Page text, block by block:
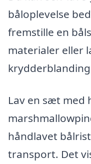
båloplevelse
fremstille en
materialer eller
Lav en sæt med
håndlavet
transport. Det